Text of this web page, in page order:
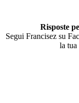
Risposte
Segui Francisez su
la tua